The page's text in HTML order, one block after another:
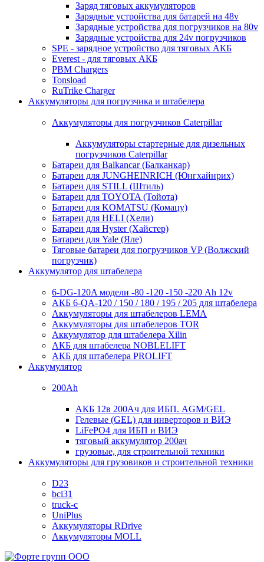
Заряд тяговых аккумуляторов
Зарядные устройства для батарей на 48v
Зарядные устройства для погрузчиков на 80v
Зарядные устройства для 24v погрузчиков
SPE - зарядное устройство для тяговых АКБ
Everest - для тяговых АКБ
PBM Chargers
Tonsload
RuTrike Charger
Аккумуляторы для погрузчика и штабелера
Аккумуляторы для погрузчиков Caterpillar
Аккумуляторы стартерные для дизельных
погрузчиков Caterpillar
Батареи для Balkancar (Балканкар)
Батареи для JUNGHEINRICH (Юнгхайнрих)
Батареи для STILL (Штиль)
Батареи для TOYOTA (Тойота)
Батареи для KOMATSU (Комацу)
Батареи для HELI (Хели)
Батареи для Hyster (Хайстер)
Батареи для Yale (Яле)
Тяговые батареи для погрузчиков VP (Волжский
погрузчик)
Аккумулятор для штабелера
6-DG-120A модели -80 -120 -150 -220 Ah 12v
АКБ 6-QA-120 / 150 / 180 / 195 / 205 для штабелера
Аккумуляторы для штабелеров LEMA
Аккумуляторы для штабелеров TOR
Аккумулятор для штабелера Xilin
АКБ для штабелера NOBLELIFT
АКБ для штабелера PROLIFT
Аккумулятор
200Ah
АКБ 12в 200Ач для ИБП. AGM/GEL
Гелевые (GEL) для инверторов и ВИЭ
LiFePO4 для ИБП и ВИЭ
тяговый аккумулятор 200ач
грузовые, для строительной техники
Аккумуляторы для грузовиков и строительной техники
D23
bci31
truck-c
UniPlus
Аккумуляторы RDrive
Аккумуляторы MOLL